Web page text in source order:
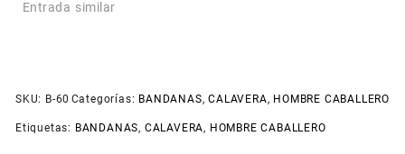
Entrada similar
SKU: B-60 Categorías: BANDANAS,CALAVERA, HOMBRE CABALLERO
Etiquetas: BANDANAS, CALAVERA, HOMBRE CABALLERO